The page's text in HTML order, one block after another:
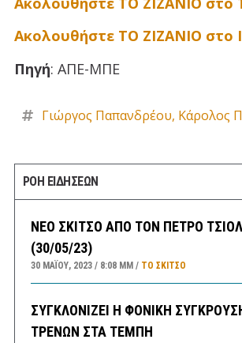
Ακολουθήστε ΤΟ ΖΙΖΑΝΙΟ στο
Πηγή: ΑΠΕ-ΜΠΕ
Γιώργος Παπανδρέου, Κάρολος
ΡΟΗ ΕΙΔΗΣΕΩΝ
ΝΕΟ ΣΚΙΤΣΟ ΑΠΟ ΤΟΝ ΠΕΤΡΟ
(30/05/23)
30 ΜΑΪ́ΟΥ, 2023 8:08 ΜΜ ΤΟ ΣΚΊΤΣΟ
ΣΥΓΚΛΟΝΙΖΕΙ Η ΦΟΝΙΚΗ
ΤΡΕΝΩΝ ΣΤΑ ΤΕΜΠΗ